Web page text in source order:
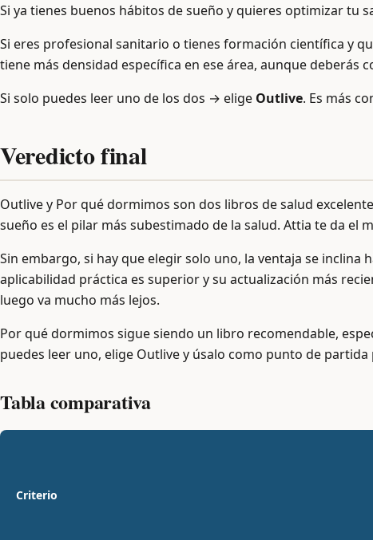
Si ya tienes buenos hábitos de sueño y quieres optimizar tu
Si eres profesional sanitario o tienes formación científica y
tiene más densidad específica en ese área, aunque
Si solo puedes leer uno de los dos → elige Outlive. Es más
Veredicto final
Outlive y Por qué dormimos son dos libros de salud
sueño es el pilar más subestimado de la salud. Attia te da el
Sin embargo, si hay que elegir solo uno, la ventaja se inclina
aplicabilidad práctica es superior y su actualización más
luego va mucho más lejos.
Por qué dormimos sigue siendo un libro recomendable,
puedes leer uno, elige Outlive y úsalo como punto de
Tabla comparativa
Criterio